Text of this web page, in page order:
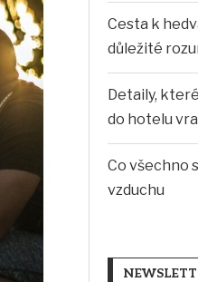
Cesta k
důležité
Detaily,
do hotelu
Co všechno
vzduchu